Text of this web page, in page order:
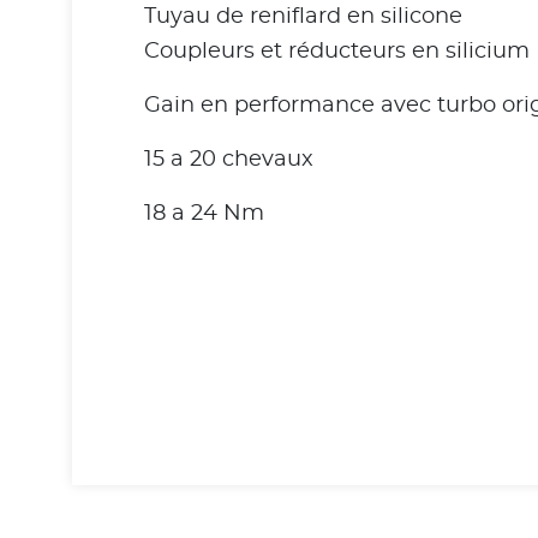
Tuyau de reniflard en silicone
Coupleurs et réducteurs en silicium
Gain en performance avec turbo
15 a 20 chevaux
18 a 24 Nm